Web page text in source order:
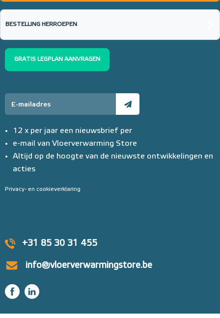
+31 85 30 31 455
info@vloerverwarmingstore.be
BESTELLING HERROEPEN
GRATIS LEGPLAN AANVRAGEN
12 x per jaar een nieuwsbrief per
e-mail van Vloerverwarming Store
Altijd op de hoogte van de nieuwste ontwikkelingen en
acties
Privacy- en cookieverklaring